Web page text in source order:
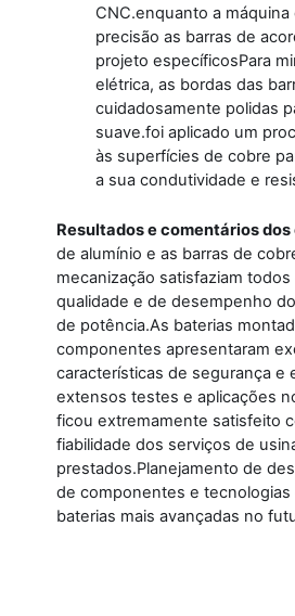
CNC.enquanto a
precisão as barras de
projeto específicosPara
elétrica, as bordas das
cuidadosamente polidas
suave.foi aplicado um
às superfícies de cobre
a sua condutividade e
Resultados e comentários
de alumínio e as barras de
mecanização satisfaziam
qualidade e de desempenho
de potência.As baterias
componentes apresentaram
características de segurança e
extensos testes e aplicações
ficou extremamente satisfeito
fiabilidade dos serviços de
prestados.Planejamento de
de componentes e tecnologias
baterias mais avançadas no